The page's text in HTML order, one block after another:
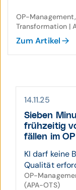
OP-
Transformation |
Zum Artikel
14.11.25
Sieben
früh­zeitig
fällen im OP
KI darf keine
Qualität
OP-
(APA-OTS)